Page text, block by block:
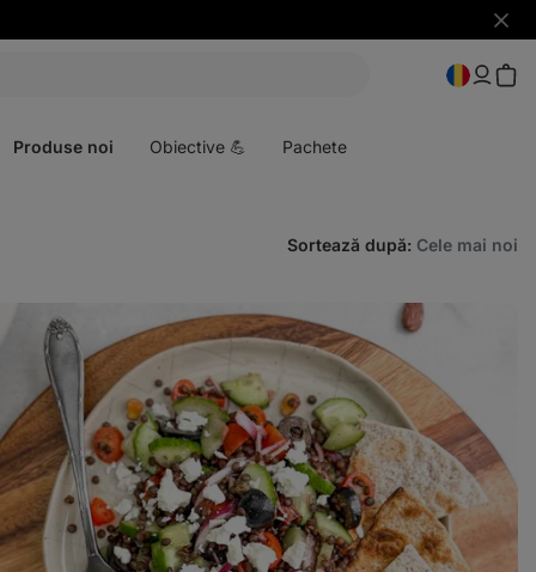
Produse noi Obiective 💪 Pachete
Sortează după: Cele mai noi